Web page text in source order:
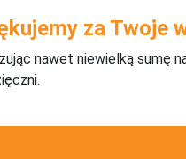
za Twoje
nawet niewielką sumę